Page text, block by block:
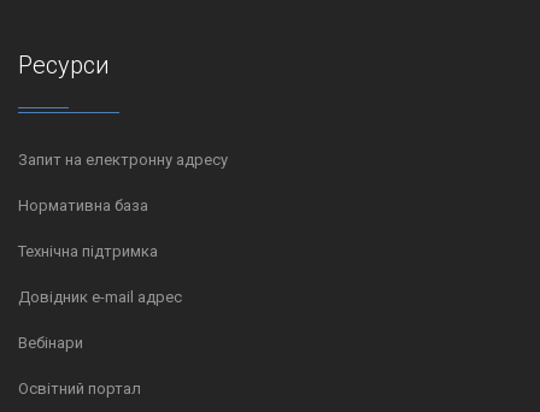
Ресурси
Запит на електронну адресу
Нормативна база
Технічна підтримка
Довідник e-mail адрес
Вебінари
Освітний портал